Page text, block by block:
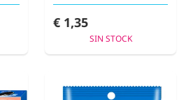
€ 1,35
SIN STOCK